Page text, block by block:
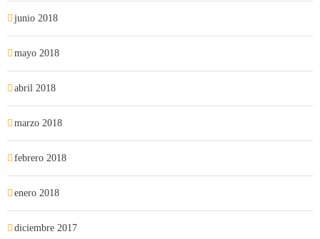
junio 2018
mayo 2018
abril 2018
marzo 2018
febrero 2018
enero 2018
diciembre 2017